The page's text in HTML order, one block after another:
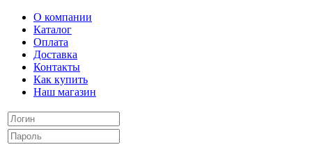
О компании
Каталог
Оплата
Доставка
Контакты
Как купить
Наш магазин